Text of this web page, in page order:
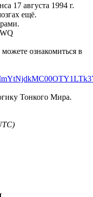
17 августа 1994 г.
ещё.
ознакомиться в
Тонкого Мира.